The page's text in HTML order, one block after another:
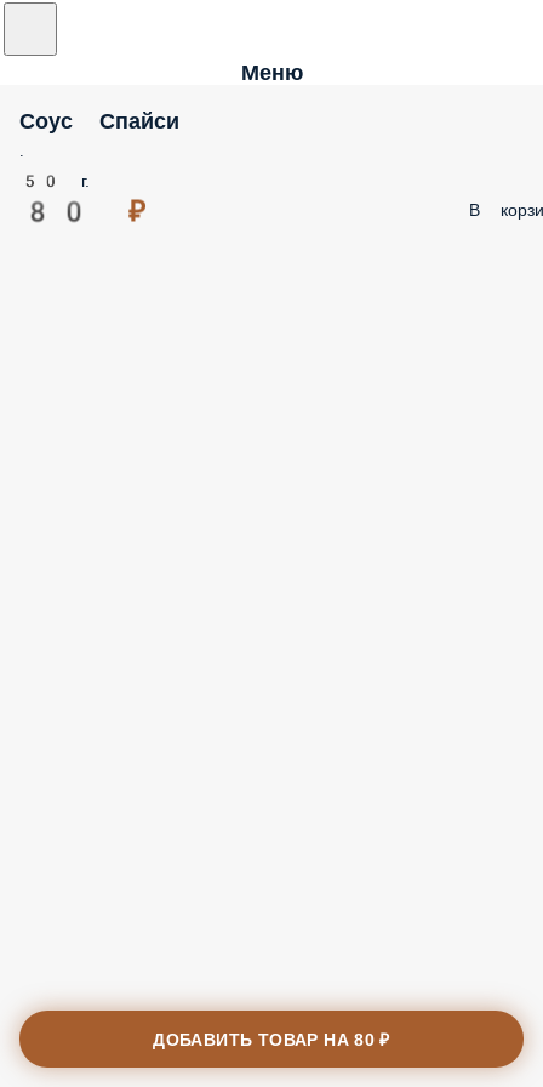
Меню
Соус Спайси
.
50 г.
80 ₽ В
ДОБАВИТЬ ТОВАР НА80 ₽